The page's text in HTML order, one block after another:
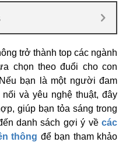
trở thành top các ngành
chọn theo đuổi cho con
bạn là một người đam
và yêu nghệ thuật, đây
giúp bạn tỏa sáng trong
danh sách gợi ý về các
thông để bạn tham khảo